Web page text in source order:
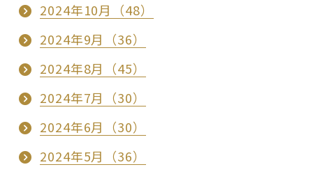
2024年10月（48）
2024年9月（36）
2024年8月（45）
2024年7月（30）
2024年6月（30）
2024年5月（36）